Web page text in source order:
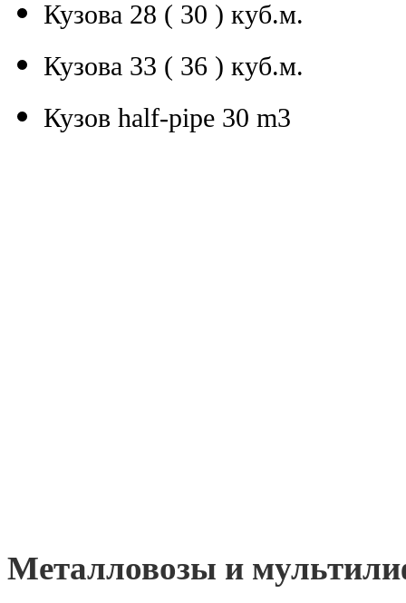
Кузова 28 ( 30 ) куб.м.
Кузова 33 ( 36 ) куб.м.
Кузов half-pipe 30 m3
Металловозы и